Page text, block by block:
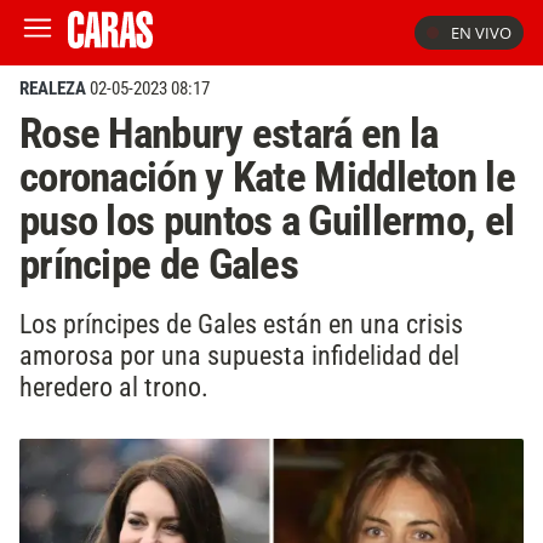
EN VIVO
REALEZA02-05-2023 08:17
Rose Hanbury estará en la
coronación y Kate Middleton le
puso los puntos a Guillermo, el
príncipe de Gales
Los príncipes de Gales están en una crisis
amorosa por una supuesta infidelidad del
heredero al trono.